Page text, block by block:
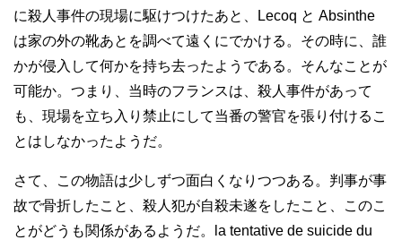
に殺人事件の現場に駆けつけたあと、Lecoq と Absinthe
は家の外の靴あとを調べて遠くにでかける。その時に、誰
かが侵入して何かを持ち去ったようである。そんなことが
可能か。つまり、当時のフランスは、殺人事件があって
も、現場を立ち入り禁止にして当番の警官を張り付けるこ
とはしなかったようだ。
さて、この物語は少しずつ面白くなりつつある。判事が事
故で骨折したこと、殺人犯が自殺未遂をしたこと、このこ
とがどうも関係があるようだ。la tentative de suicide du